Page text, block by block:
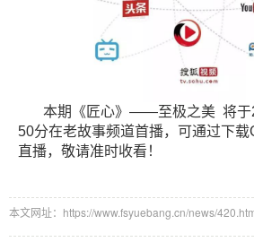
本期《匠心》——至极之美 将于
50分在老故事频道首播，可通过下
直播，敬请准时收看！
本文网址：https://www.fsyuebang.cn/news/